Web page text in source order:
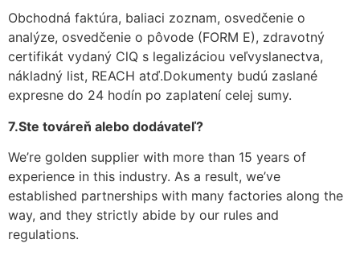
Obchodná faktúra, baliaci zoznam, osvedčenie o
analýze, osvedčenie o pôvode (FORM E), zdravotný
certifikát vydaný ClQ s legalizáciou veľvyslanectva,
nákladný list, REACH atď.Dokumenty budú zaslané
expresne do 24 hodín po zaplatení celej sumy.
7.Ste továreň alebo dodávateľ?
We’re golden supplier with more than 15 years of
experience in this industry. As a result, we’ve
established partnerships with many factories along the
way, and they strictly abide by our rules and
regulations.